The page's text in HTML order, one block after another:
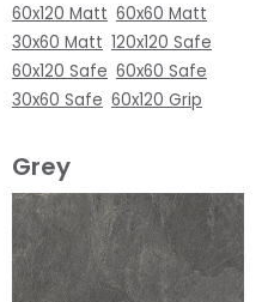
60x120 Matt 60x60 Matt
30x60 Matt 120x120 Safe
60x120 Safe 60x60 Safe
30x60 Safe 60x120 Grip
Grey